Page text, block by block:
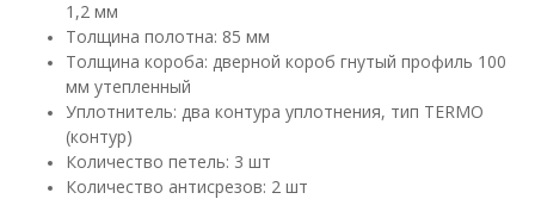
1,2 мм
Толщина полотна: 85 мм
Толщина короба: дверной короб гнутый профиль 100
мм утепленный
Уплотнитель: два контура уплотнения, тип TERMO
(контур)
Количество петель: 3 шт
Количество антисрезов: 2 шт